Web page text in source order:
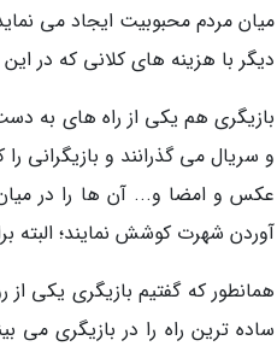
میان مردم محبوبیت ایجاد می
دیگر با هزینه های کلانی که در
بازیگری هم یکی از راه های به
و سریال می گذرانند و بازیگرانی
عکس و امضا و... آن ها را در
آوردن شهرت کوشش نمایند؛
همانطور که گفتیم بازیگری یکی
ساده ترین راه را در بازیگری می